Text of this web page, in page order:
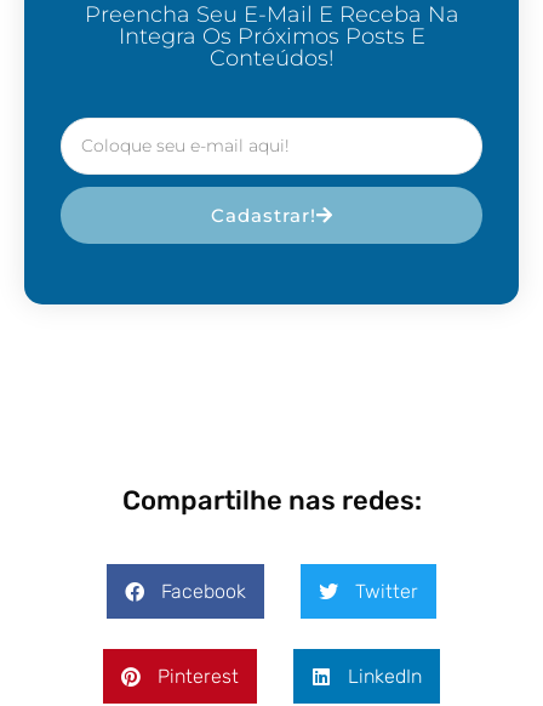
Preencha Seu E-Mail E Receba Na
Integra Os Próximos Posts E
Conteúdos!
Cadastrar!
Compartilhe nas redes:
Facebook Twitter
Pinterest LinkedIn